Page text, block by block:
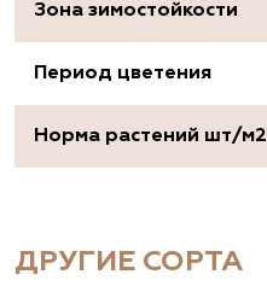
Зона зимостойкости
Период цветения
Норма растений шт/м2
ДРУГИЕ СОРТА